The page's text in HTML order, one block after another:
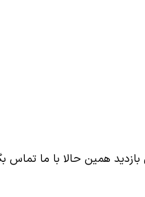
همین حالا با ما تماس